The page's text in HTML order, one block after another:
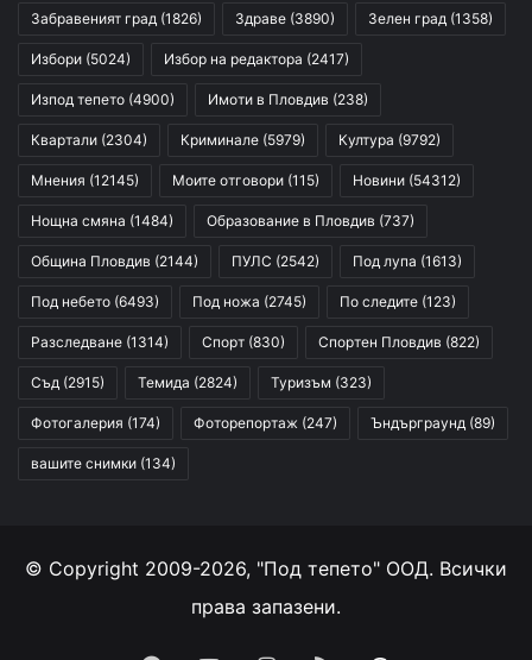
Забравеният град (1826) Здраве (3890) Зелен град (1358)
Избори (5024) Избор на редактора (2417)
Изпод тепето (4900) Имоти в Пловдив (238)
Квартали (2304) Криминале (5979) Култура (9792)
Мнения (12145) Моите отговори (115) Новини (54312)
Нощна смяна (1484) Образование в Пловдив (737)
Община Пловдив (2144) ПУЛС (2542) Под лупа (1613)
Под небето (6493) Под ножа (2745) По следите (123)
Разследване (1314) Спорт (830) Спортен Пловдив (822)
Съд (2915) Темида (2824) Туризъм (323)
Фотогалерия (174) Фоторепортаж (247) Ъндърграунд (89)
вашите снимки (134)
© Copyright 2009-2026, "Под тепето" ООД. Всички
права запазени.